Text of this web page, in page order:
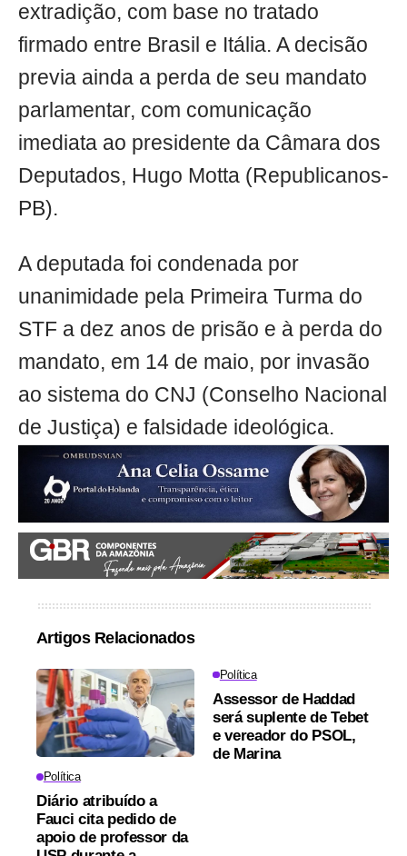
extradição, com base no tratado
firmado entre Brasil e Itália. A decisão
previa ainda a perda de seu mandato
parlamentar, com comunicação
imediata ao presidente da Câmara dos
Deputados, Hugo Motta (Republicanos-
PB).
A deputada foi condenada por
unanimidade pela Primeira Turma do
STF a dez anos de prisão e à perda do
mandato, em 14 de maio, por invasão
ao sistema do CNJ (Conselho Nacional
de Justiça) e falsidade ideológica.
Artigos Relacionados
Política
Diário atribuído a
Fauci cita pedido de
apoio de professor da
Política
Assessor de Haddad
será suplente de Tebet
e vereador do PSOL,
de Marina